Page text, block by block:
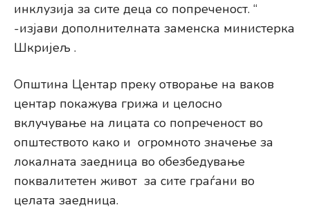
инклузија за сите деца со попреченост. “
-изјави дополнителната заменска министерка
Шкријељ .
Општина Центар преку отворање на ваков
центар покажува грижа и целосно
вклучување на лицата со попреченост во
општеството како и огромното значење за
локалната заедница во обезбедување
поквалитетен живот за сите граѓани во
целата заедница.